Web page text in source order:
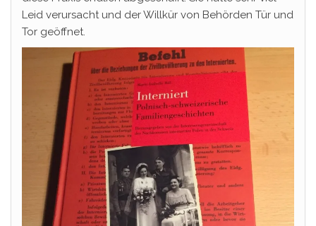
Leid verursacht und der Willkür von Behörden Tür und
Tor geöffnet.